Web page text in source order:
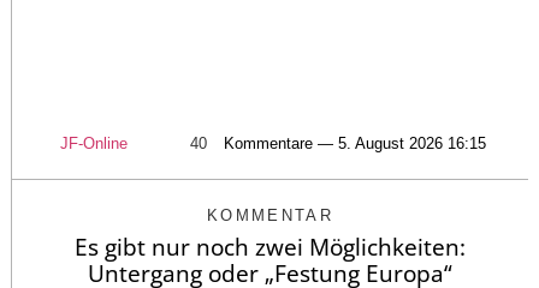
JF-Online 40 Kommentare — 5. August 2026 16:15
KOMMENTAR
Es gibt nur noch zwei Möglichkeiten:
Untergang oder „Festung Europa“